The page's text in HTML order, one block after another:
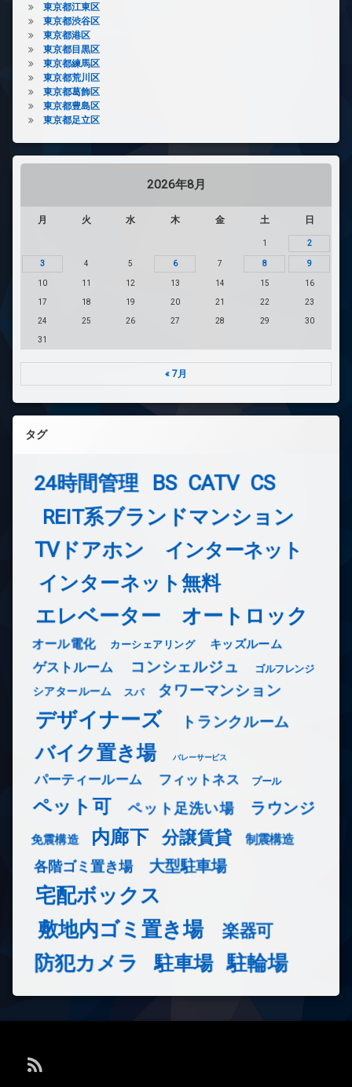
東京都江東区
東京都渋谷区
東京都港区
東京都目黒区
東京都練馬区
東京都荒川区
東京都葛飾区
東京都豊島区
東京都足立区
2026年8月
月 火 水 木 金 土 日
1 2
3 4 5 6 7 8 9
10 11 12 13 14 15 16
17 18 19 20 21 22 23
24 25 26 27 28 29 30
31
« 7月
タグ
24時間管理 BS CATV CS
REIT系ブランドマンション
TVドアホン インターネット
インターネット無料
エレベーター オートロック
オール電化 カーシェアリング キッズルーム
ゲストルーム コンシェルジュ ゴルフレンジ
シアタールーム スパ タワーマンション
デザイナーズ トランクルーム
バイク置き場 バレーサービス
パーティールーム フィットネス プール
ペット可 ペット足洗い場 ラウンジ
免震構造 内廊下 分譲賃貸 制震構造
各階ゴミ置き場 大型駐車場
宅配ボックス
敷地内ゴミ置き場
楽器可
防犯カメラ 駐車場 駐輪場
RSS